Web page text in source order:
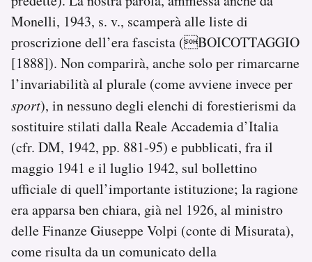
Monelli, 1943, s. v., scamperà alle liste di
proscrizione dell’era fascista (BOICOTTAGGIO
[1888]). Non comparirà, anche solo per rimarcarne
l’invariabilità al plurale (come avviene invece per
sport), in nessuno degli elenchi di forestierismi da
sostituire stilati dalla Reale Accademia d’Italia
(cfr. DM, 1942, pp. 881-95) e pubblicati, fra il
maggio 1941 e il luglio 1942, sul bollettino
ufficiale di quell’importante istituzione; la ragione
era apparsa ben chiara, già nel 1926, al ministro
delle Finanze Giuseppe Volpi (conte di Misurata),
come risulta da un comunicato della